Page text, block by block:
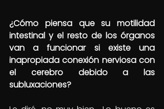
¿Cómo piensa que su motilidad
intestinal y el resto de los órganos
van a funcionar si existe una
inapropiada conexión nerviosa con
el cerebro debido a las
subluxaciones?